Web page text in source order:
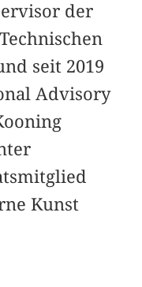
der
seit 2019
Advisory
Kunst